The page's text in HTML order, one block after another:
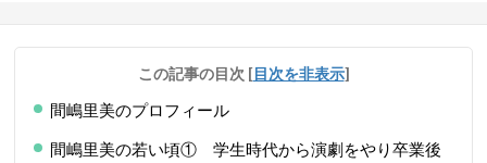
この記事の目次 [目次を非表示]
間嶋里美のプロフィール
間嶋里美の若い頃① 学生時代から演劇をやり卒業後